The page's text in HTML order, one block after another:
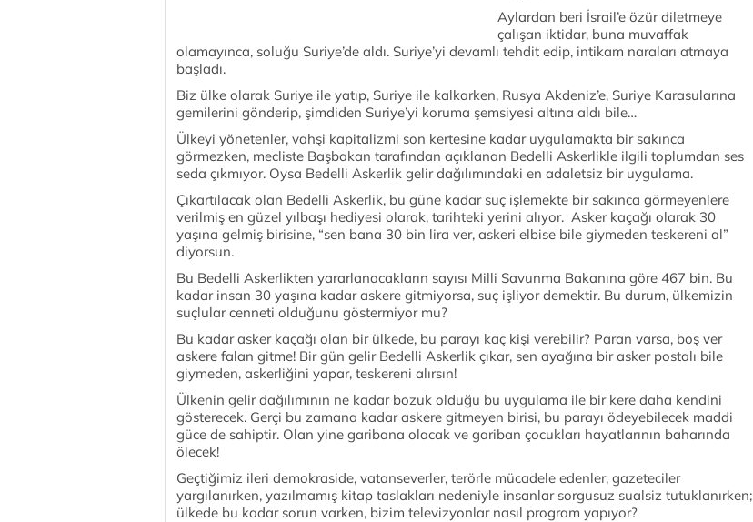
Aylardan beri İsrail’e özür diletmeye
çalışan iktidar, buna muvaffak
olamayınca, soluğu Suriye’de aldı. Suriye’yi devamlı tehdit edip, intikam naraları atmaya
başladı.
Biz ülke olarak Suriye ile yatıp, Suriye ile kalkarken, Rusya Akdeniz’e, Suriye Karasularına
gemilerini gönderip, şimdiden Suriye’yi koruma şemsiyesi altına aldı bile…
Ülkeyi yönetenler, vahşi kapitalizmi son kertesine kadar uygulamakta bir sakınca
görmezken, mecliste Başbakan tarafından açıklanan Bedelli Askerlikle ilgili toplumdan ses
seda çıkmıyor. Oysa Bedelli Askerlik gelir dağılımındaki en adaletsiz bir uygulama.
Çıkartılacak olan Bedelli Askerlik, bu güne kadar suç işlemekte bir sakınca görmeyenlere
verilmiş en güzel yılbaşı hediyesi olarak, tarihteki yerini alıyor. Asker kaçağı olarak 30
yaşına gelmiş birisine, “sen bana 30 bin lira ver, askeri elbise bile giymeden teskereni al”
diyorsun.
Bu Bedelli Askerlikten yararlanacakların sayısı Milli Savunma Bakanına göre 467 bin. Bu
kadar insan 30 yaşına kadar askere gitmiyorsa, suç işliyor demektir. Bu durum, ülkemizin
suçlular cenneti olduğunu göstermiyor mu?
Bu kadar asker kaçağı olan bir ülkede, bu parayı kaç kişi verebilir? Paran varsa, boş ver
askere falan gitme! Bir gün gelir Bedelli Askerlik çıkar, sen ayağına bir asker postalı bile
giymeden, askerliğini yapar, teskereni alırsın!
Ülkenin gelir dağılımının ne kadar bozuk olduğu bu uygulama ile bir kere daha kendini
gösterecek. Gerçi bu zamana kadar askere gitmeyen birisi, bu parayı ödeyebilecek maddi
güce de sahiptir. Olan yine garibana olacak ve gariban çocukları hayatlarının baharında
ölecek!
Geçtiğimiz ileri demokraside, vatanseverler, terörle mücadele edenler, gazeteciler
yargılanırken, yazılmamış kitap taslakları nedeniyle insanlar sorgusuz sualsiz tutuklanırken;
ülkede bu kadar sorun varken, bizim televizyonlar nasıl program yapıyor?